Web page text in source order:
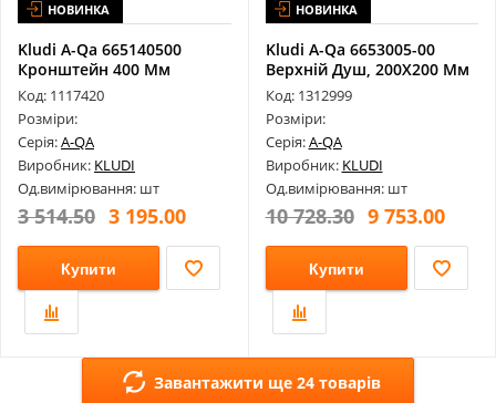
НОВИНКА
Kludi A-Qa 665140500
Кронштейн 400 Мм
Код: 1117420
Розміри:
Серія:A-QA
Виробник: KLUDI
Од.вимірювання: шт
3 514.50 3 195.00
Купити
НОВИНКА
Kludi A-Qa 6653005-00
Верхній Душ, 200X200 Мм
Код: 1312999
Розміри:
Серія:A-QA
Виробник: KLUDI
Од.вимірювання: шт
10 728.30 9 753.00
Купити
Завантажити ще 24 товарів